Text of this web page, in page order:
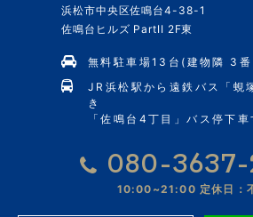
浜松市中央区佐鳴台4-38-1
佐鳴台ヒルズ PartII 2F東
無料駐車場13台(建物隣 3
JR浜松駅から遠鉄バス「蜆
き
「佐鳴台4丁目」バス停下車
080-
10:00~21:00 定休日：